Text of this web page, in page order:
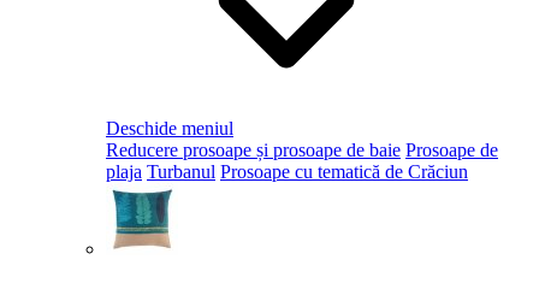
Deschide meniul
Reducere prosoape și prosoape de baie Prosoape de
plaja Turbanul Prosoape cu tematică de Crăciun